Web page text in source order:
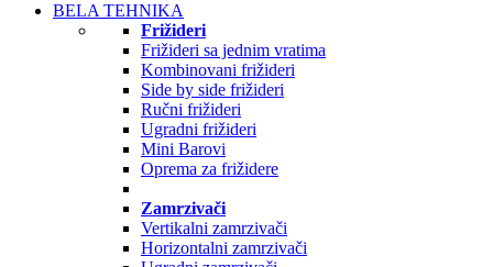
BELA TEHNIKA
Frižideri
Frižideri sa jednim vratima
Kombinovani frižideri
Side by side frižideri
Ručni frižideri
Ugradni frižideri
Mini Barovi
Oprema za frižidere
Zamrzivači
Vertikalni zamrzivači
Horizontalni zamrzivači